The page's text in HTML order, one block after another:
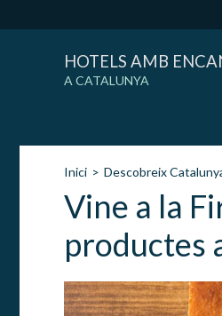
HOTELS AMB
A CATALUNYA
Inici Descobreix
Vine a la
productes